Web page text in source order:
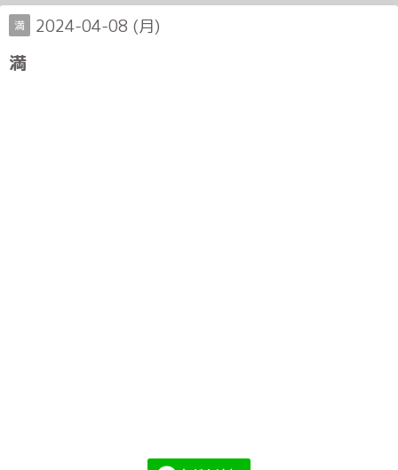
満 2024-04-08 (月)
満